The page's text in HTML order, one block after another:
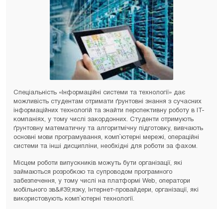
Спеціальність «Інформаційні системи та технології» дає
можливість студентам отримати ґрунтовні знання з сучасних
інформаційних технологій та знайти перспективну роботу в ІТ-
компаніях, у тому числі закордонних. Студенти отримують
ґрунтовну математичну та алгоритмічну підготовку, вивчають
основні мови програмування, комп`ютерні мережі, операційні
системи та інші дисципліни, необхідні для роботи за фахом.
Місцем роботи випускників можуть бути організації, які
займаються розробкою та супроводом програмного
забезпечення, у тому числі на платформі Web, оператори
мобільного зв&#39;язку, Інтернет-провайдери, організації, які
використовують комп`ютерні технології.